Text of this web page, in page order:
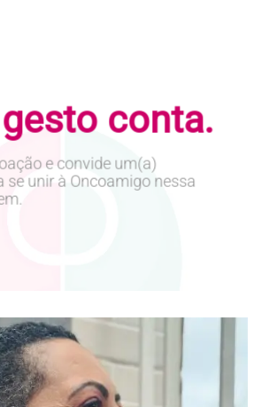
conta.
e convide um(a)
se unir à Oncoamigo nessa